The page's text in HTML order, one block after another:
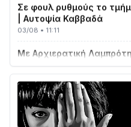
| Αυτοψία Καββαδά
03/08 • 11:11
Μεταμορφώσεως του
03/08 • 07:45
Ενισχύεται η Πολιτική
με δύο νέα υδροφόρα
02/08 • 18:26